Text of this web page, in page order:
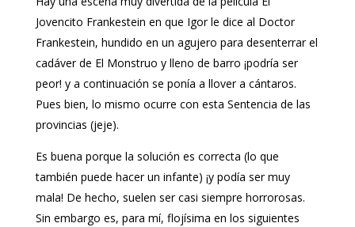
Jovencito Frankestein en que Igor le dice al Doctor
Frankestein, hundido en un agujero para desenterrar el
cadáver de El Monstruo y lleno de barro ¡podría ser
peor! y a continuación se ponía a llover a cántaros.
Pues bien, lo mismo ocurre con esta Sentencia de las
provincias (jeje).
Es buena porque la solución es correcta (lo que
también puede hacer un infante) ¡y podía ser muy
mala! De hecho, suelen ser casi siempre horrorosas.
Sin embargo es, para mí, flojísima en los siguientes